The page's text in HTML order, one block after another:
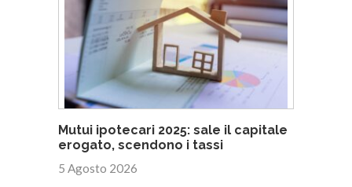
Mutui ipotecari 2025: sale il capitale
erogato, scendono i tassi
5 Agosto 2026